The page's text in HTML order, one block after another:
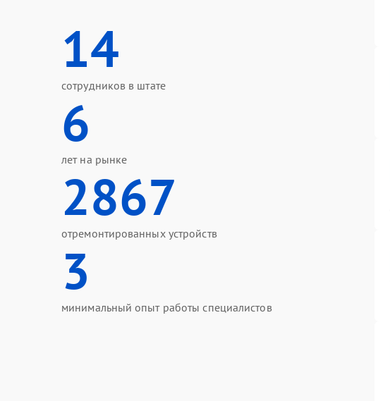
14
сотрудников в штате
6
лет на рынке
2867
отремонтированных устройств
3
минимальный опыт работы специалистов